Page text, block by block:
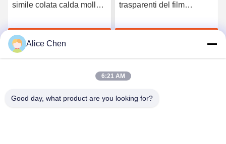
simile colata calda molle
Polyutethane per tessuto
Chatta Adesso
trasparenti del film
poliuretano TPU
Alice Chen
6:21 AM
Good day, what product are you looking for?